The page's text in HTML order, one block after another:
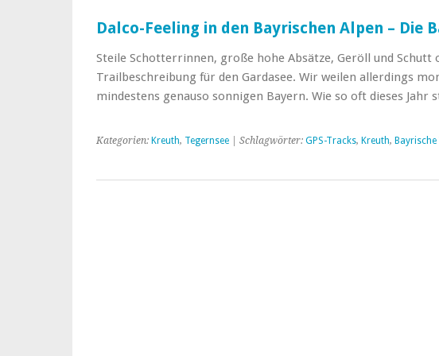
Dalco-Feeling in den Bayrischen Alpen – Die
Steile Schotterrinnen, große hohe Absätze, Geröll und Schutt
Trailbeschreibung für den Gardasee. Wir weilen allerdings
mindestens genauso sonnigen Bayern. Wie so oft dieses Jahr
Kategorien: Kreuth, Tegernsee | Schlagwörter: GPS-Tracks, Kreuth,